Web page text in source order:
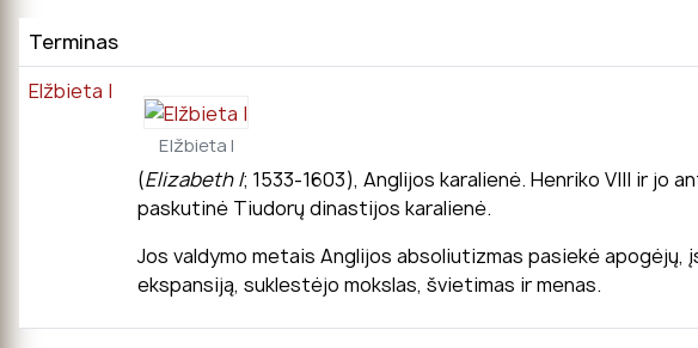
Terminas
Elžbieta I
Elžbieta I
(Elizabeth I; 1533-1603), Anglijos karalienė. Henriko VIII ir jo
paskutinė Tiudorų dinastijos karalienė.
Jos valdymo metais Anglijos absoliutizmas pasiekė
ekspansiją, suklestėjo mokslas, švietimas ir menas.